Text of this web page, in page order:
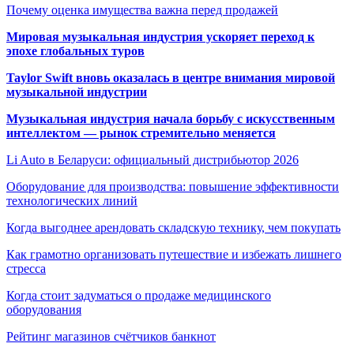
Почему оценка имущества важна перед продажей
Мировая музыкальная индустрия ускоряет переход к
эпохе глобальных туров
Taylor Swift вновь оказалась в центре внимания мировой
музыкальной индустрии
Музыкальная индустрия начала борьбу с искусственным
интеллектом — рынок стремительно меняется
Li Auto в Беларуси: официальный дистрибьютор 2026
Оборудование для производства: повышение эффективности
технологических линий
Когда выгоднее арендовать складскую технику, чем покупать
Как грамотно организовать путешествие и избежать лишнего
стресса
Когда стоит задуматься о продаже медицинского
оборудования
Рейтинг магазинов счётчиков банкнот